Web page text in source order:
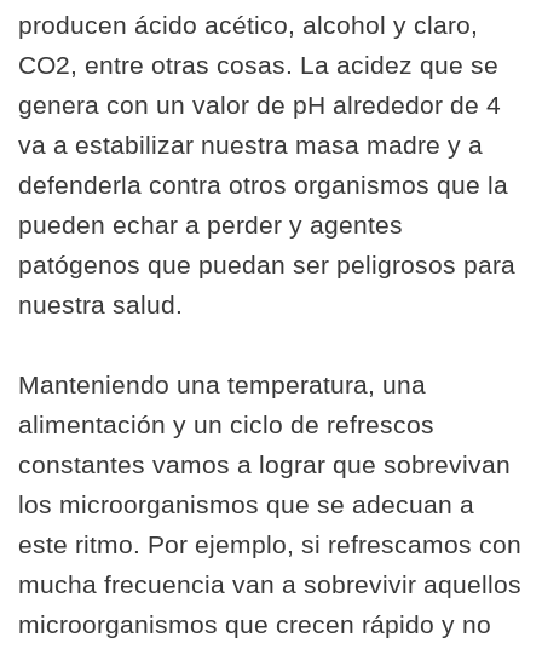
producen ácido acético, alcohol y claro,
CO2, entre otras cosas. La acidez que se
genera con un valor de pH alrededor de 4
va a estabilizar nuestra masa madre y a
defenderla contra otros organismos que la
pueden echar a perder y agentes
patógenos que puedan ser peligrosos para
nuestra salud.
Manteniendo una temperatura, una
alimentación y un ciclo de refrescos
constantes vamos a lograr que sobrevivan
los microorganismos que se adecuan a
este ritmo. Por ejemplo, si refrescamos con
mucha frecuencia van a sobrevivir aquellos
microorganismos que crecen rápido y no